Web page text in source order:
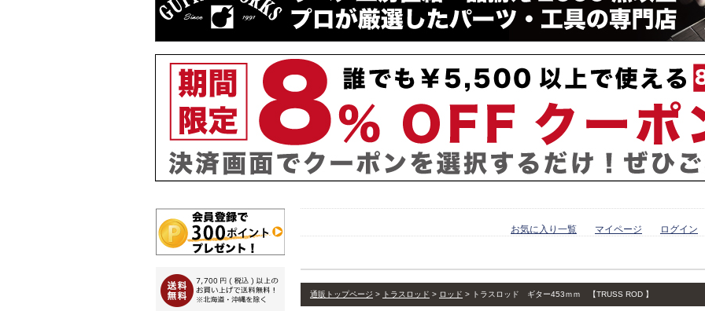
お気に入り一覧 マイページ ログイン
通販トップページ トラスロッド ロッド トラスロッド ギター453ｍｍ 【TRUSS ROD 】